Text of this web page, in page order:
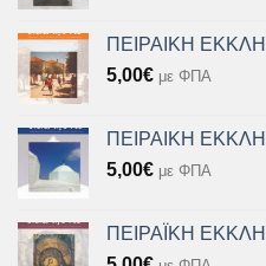
ΠΕΙΡΑΙΚΗ
5,00€ με ΦΠΑ
ΠΕΙΡΑΙΚΗ
5,00€ με ΦΠΑ
ΠΕΙΡΑΪΚΗ